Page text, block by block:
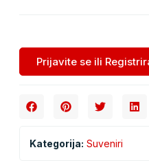
Prijavite se ili
Kategorija: Suveniri